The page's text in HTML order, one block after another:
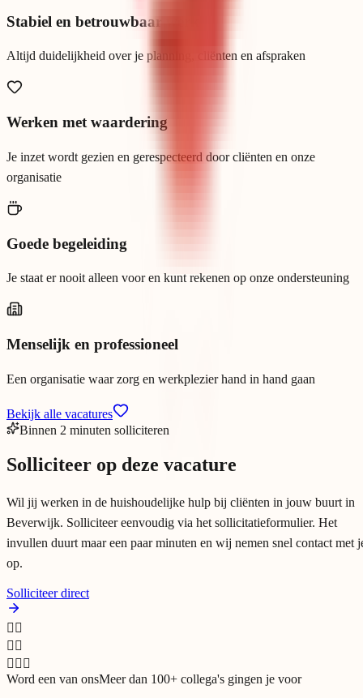
Stabiel en betrouwbaar werk
Altijd duidelijkheid over je planning, cliënten en afspraken
Werken met waardering
Je inzet wordt gezien en gerespecteerd door cliënten en onze
organisatie
Goede begeleiding
Je staat er nooit alleen voor en kunt rekenen op onze ondersteuning
Menselijk en professioneel
Een organisatie waar zorg en werkplezier hand in hand gaan
Bekijk alle vacatures
Binnen 2 minuten solliciteren
Solliciteer op deze vacature
Wil jij werken in de huishoudelijke hulp bij cliënten in jouw buurt in
Beverwijk. Solliciteer eenvoudig via het sollicitatieformulier. Het
invullen duurt maar een paar minuten en wij nemen snel contact met
op.
Solliciteer direct
👩‍⚕️
🧑‍⚕️
👩🏾‍⚕️
Word een van onsMeer dan 100+ collega's gingen je voor